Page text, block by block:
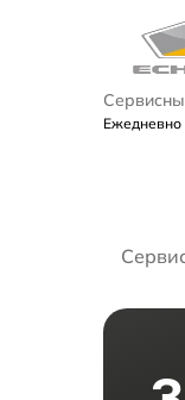
Ежедневно